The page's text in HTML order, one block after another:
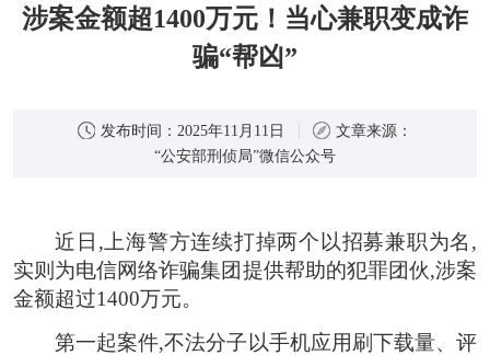
涉案金额超1400万元！当心兼职变成诈
骗“帮凶”
发布时间： 2025年11月11日
文章来源：
“公安部刑侦局”微信公众号
近日,上海警方连续打掉两个以招募兼职为名,
实则为电信网络诈骗集团提供帮助的犯罪团伙,涉案
金额超过1400万元。
第一起案件,不法分子以手机应用刷下载量、评